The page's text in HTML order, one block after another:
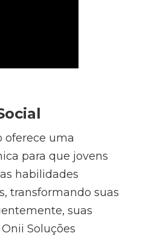
oferece uma
para que jovens
habilidades
transformando suas
suas
Soluções